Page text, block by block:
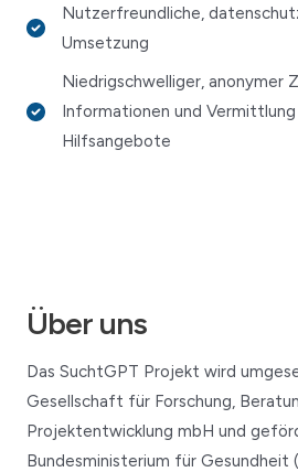
Nutzerfreundliche,
Umsetzung
Niedrigschwelliger, anonymer
Informationen und
Hilfsangebote
Über uns
Das SuchtGPT Projekt wird
Gesellschaft für Forschung,
Projektentwicklung mbH und
Bundesministerium für Gesundheit